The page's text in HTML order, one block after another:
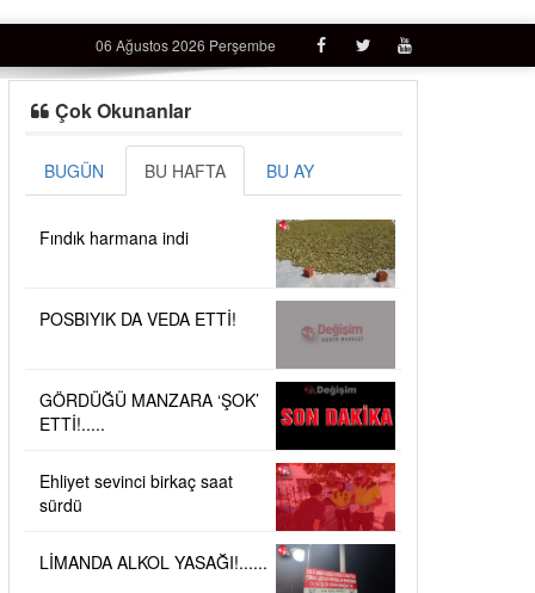
06 Ağustos 2026 Perşembe
Çok Okunanlar
BUGÜN BU HAFTA BU AY
Fındık harmana indi
POSBIYIK DA VEDA ETTİ!
GÖRDÜĞÜ MANZARA ‘ŞOK’
ETTİ!.....
Ehliyet sevinci birkaç saat
sürdü
LİMANDA ALKOL YASAĞI!......